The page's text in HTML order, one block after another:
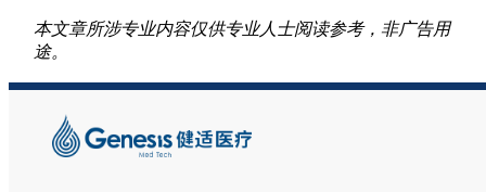
本文章所涉专业内容仅供专业人士阅读参考，非广告用
途。